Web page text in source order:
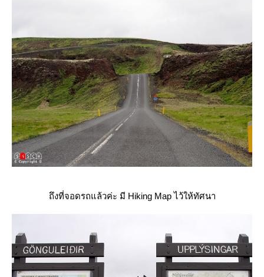
ถึงที่จอดรถแล้วค่ะ มี Hiking Map ไว้ให้ทัศนา